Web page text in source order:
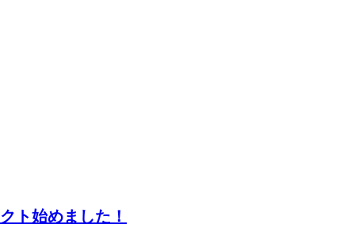
ト始めました！